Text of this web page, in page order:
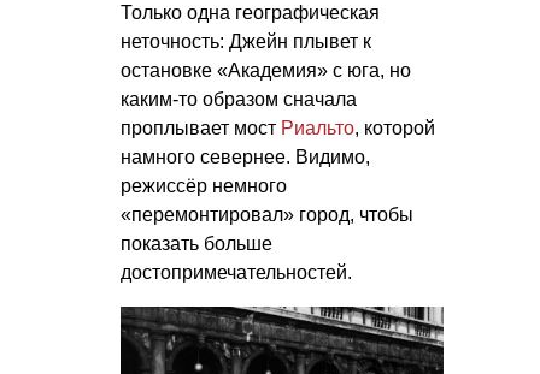
Только одна географическая
неточность: Джейн плывет к
остановке «Академия» с юга, но
каким-то образом сначала
проплывает мост Риальто, которой
намного севернее. Видимо,
режиссёр немного
«перемонтировал» город, чтобы
показать больше
достопримечательностей.